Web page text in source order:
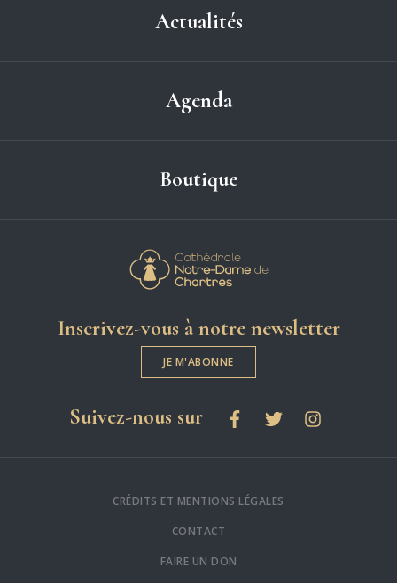
Actualités
Agenda
Boutique
Inscrivez-vous à notre newsletter
JE M'ABONNE
Suivez-nous surles réseaux sociaux
FacebookTwitterInstagram
CRÉDITS ET MENTIONS LÉGALES
CONTACT
FAIRE UN DON